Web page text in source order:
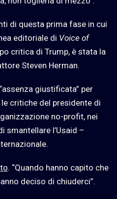
di questa prima fase in cui
editoriale di Voice of
critica di Trump, è stata la
Steven Herman.
giustificata” per
le critiche del presidente di
no-profit, nei
smantellare l’Usaid –
. “Quando hanno capito che
deciso di chiuderci”.